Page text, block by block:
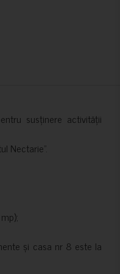
susținere activității
Nectarie”.
și casa nr 8 este la